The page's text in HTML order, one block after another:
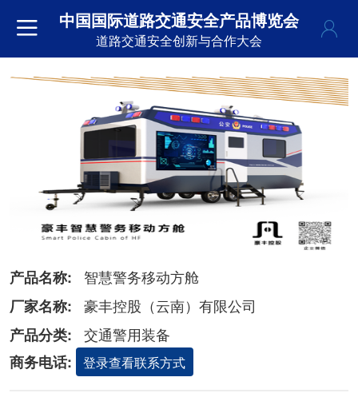
中国国际道路交通安全产品博览会
道路交通安全创新与合作大会
产品名称:
智慧警务移动方舱
厂家名称:
豪丰控股（云南）有限公司
产品分类:
交通警用装备
商务电话:
登录查看联系方式